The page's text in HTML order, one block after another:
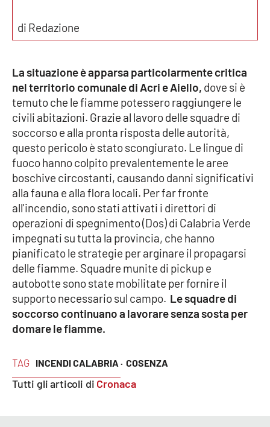
Le perfidie di Antonella Grippo
STREAMING
LaC TV
LaC Network
LaC OnAir
EDIZIONI
LOCALI
Catanzaro
Crotone
Vibo Valentia
Cosenza
TAG INCENDI CALABRIA · COSENZA
Tutti gli articoli di Cronaca
di Redazione
La situazione è apparsa particolarmente critica
nel territorio comunale di Acri e Aiello, dove si è
temuto che le fiamme potessero raggiungere le
civili abitazioni. Grazie al lavoro delle squadre di
soccorso e alla pronta risposta delle autorità,
questo pericolo è stato scongiurato. Le lingue di
fuoco hanno colpito prevalentemente le aree
boschive circostanti, causando danni significativi
alla fauna e alla flora locali. Per far fronte
all'incendio, sono stati attivati i direttori di
operazioni di spegnimento (Dos) di Calabria Verde
impegnati su tutta la provincia, che hanno
pianificato le strategie per arginare il propagarsi
delle fiamme. Squadre munite di pickup e
autobotte sono state mobilitate per fornire il
supporto necessario sul campo. Le squadre di
soccorso continuano a lavorare senza sosta per
domare le fiamme.